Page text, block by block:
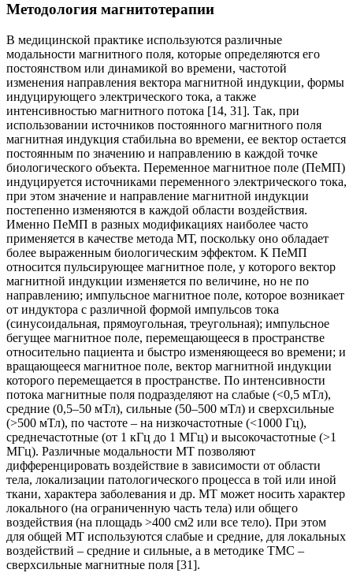
Методология магнитотерапии
В медицинской практике используются различные
модальности магнитного поля, которые определяются его
постоянством или динамикой во времени, частотой
изменения направления вектора магнитной индукции, формы
индуцирующего электрического тока, а также
интенсивностью магнитного потока [14, 31]. Так, при
использовании источников постоянного магнитного поля
магнитная индукция стабильна во времени, ее вектор остается
постоянным по значению и направлению в каждой точке
биологического объекта. Переменное магнитное поле (ПеМП)
индуцируется источниками переменного электрического тока,
при этом значение и направление магнитной индукции
постепенно изменяются в каждой области воздействия.
Именно ПеМП в разных модификациях наиболее часто
применяется в качестве метода МТ, поскольку оно обладает
более выраженным биологическим эффектом. К ПеМП
относится пульсирующее магнитное поле, у которого вектор
магнитной индукции изменяется по величине, но не по
направлению; импульсное магнитное поле, которое возникает
от индуктора с различной формой импульсов тока
(синусоидальная, прямоугольная, треугольная); импульсное
бегущее магнитное поле, перемещающееся в пространстве
относительно пациента и быстро изменяющееся во времени; и
вращающееся магнитное поле, вектор магнитной индукции
которого перемещается в пространстве. По интенсивности
потока магнитные поля подразделяют на слабые (<0,5 мТл),
средние (0,5–50 мТл), сильные (50–500 мТл) и сверхсильные
(>500 мТл), по частоте – на низкочастотные (<1000 Гц),
cреднечастотные (от 1 кГц до 1 МГц) и высокочастотные (>1
МГц). Различные модальности МТ позволяют
дифференцировать воздействие в зависимости от области
тела, локализации патологического процесса в той или иной
ткани, характера заболевания и др. МТ может носить характер
локального (на ограниченную часть тела) или общего
воздействия (на площадь >400 см2 или все тело). При этом
для общей МТ используются слабые и средние, для локальных
воздействий – средние и сильные, а в методике ТМС –
сверхсильные магнитные поля [31].